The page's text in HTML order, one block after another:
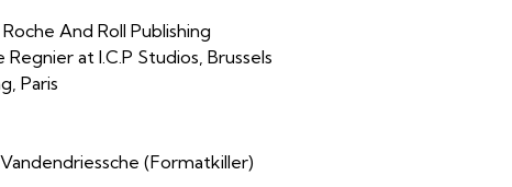
And Roll Publishing
at I.C.P Studios, Brussels
Paris
(Formatkiller)